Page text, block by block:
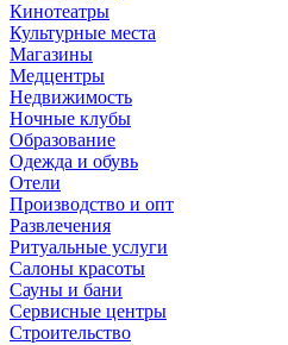
Кинотеатры
Культурные места
Магазины
Медцентры
Недвижимость
Ночные клубы
Образование
Одежда и обувь
Отели
Производство и опт
Развлечения
Ритуальные услуги
Салоны красоты
Сауны и бани
Сервисные центры
Строительство